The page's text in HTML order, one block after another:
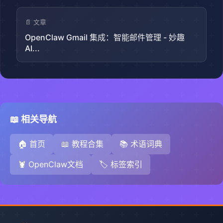
📄 文章
OpenClaw Gmail 集成：智能邮件管理 - 妙趣
AI...
📖 相关导航
🏠 首页 📖 教程合集 📚 术语词典
🦞 OpenClaw文档 🏷️ 标签索引